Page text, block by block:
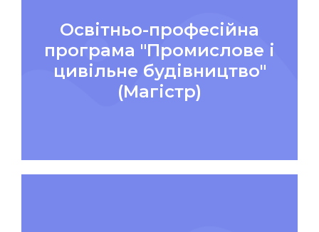
Освітньо-професійна
програма "Промислове і
цивільне будівництво"
(Магістр)